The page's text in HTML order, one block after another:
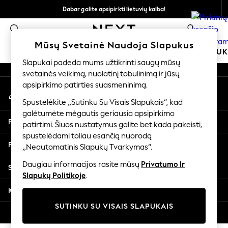
Dabar galite apsipirkti lietuvių kalba!
Greičiau ir saugiau,
0
MOKYKLINĖ APRANGA MERGAITĖMS
SCHOOLWEAR
All Boys Schoolwear
Shoes
Trousers
Shorts
Shirts
Polo Shirts
Sweatshirts & Jumpers
Coats & Jackets
Underwear
Multipacks
All Boys Sport & Swimwear
An error occurred on client
Mūsų socialiniai tinklai
Mano paskyra
Prisijunkite prie savo paskyros
Pagalba
Privatumas ir teisinė informacija
Skyriai
Kitos paslaugos
Mūsų Svetainė Naudoja Slapukus
Slapukai padeda mums užtikrinti saugų mūsų
svetainės veikimą, nuolatinį tobulinimą ir jūsų
apsipirkimo patirties suasmeninimą.
Spustelėkite „Sutinku Su Visais Slapukais“, kad
galėtumėte mėgautis geriausia apsipirkimo
patirtimi. Šiuos nustatymus galite bet kada pakeisti,
spustelėdami toliau esančią nuorodą
„Neautomatinis Slapukų Tvarkymas“.
Daugiau informacijos rasite mūsų Privatumo Ir
Slapukų Politikoje.
SUTINKU SU VISAIS SLAPUKAIS